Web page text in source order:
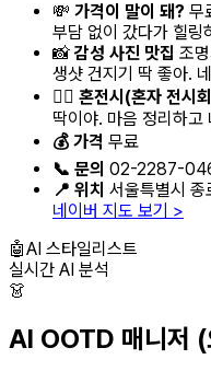
💸 가격이 말이 돼? 무
부담 없이 갔다가 힐링
📸감성 사진 맛집 조
생샷 건지기 딱 좋아.
🧘‍♀️ 혼전시(혼자 전시
딱이야. 마음 정리하고
💰 가격 무료
📞 문의 02-2287-
📍 위치 서울특별시
네이버 지도 보기 >
🤖AI 스타일리스트
실시간 AI 분석
👗
AI OOTD 매니저